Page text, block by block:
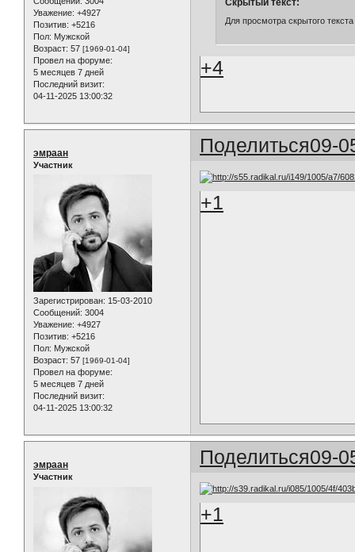
Уважение: +4927
Позитив: +5216
Пол: Мужской
Возраст: 57 [1969-01-04]
Провел на форуме:
5 месяцев 7 дней
Последний визит:
04-11-2025 13:00:32
Для просмотра скрытого
+4
Поделиться09-
эмраан
Участник
Зарегистрирован: 15-03-2010
Сообщений: 3004
Уважение: +4927
Позитив: +5216
Пол: Мужской
Возраст: 57 [1969-01-04]
Провел на форуме:
5 месяцев 7 дней
Последний визит:
04-11-2025 13:00:32
+1
Поделиться09-
эмраан
Участник
+1